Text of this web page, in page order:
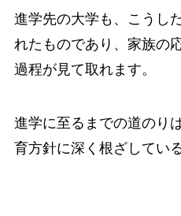
進学先の大学も、こうし
れたものであり、家族の
過程が見て取れます。
進学に至るまでの道のり
育方針に深く根ざしてい